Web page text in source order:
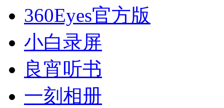
360Eyes官方版
小白录屏
良宵听书
一刻相册